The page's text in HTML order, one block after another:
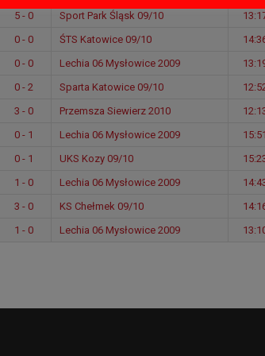
5 - 0 Sport Park Śląsk 09/10
0 - 0 ŚTS Katowice 09/10
0 - 0 Lechia 06 Mysłowice 2009
0 - 2 Sparta Katowice 09/10
3 - 0 Przemsza Siewierz 2010
0 - 1 Lechia 06 Mysłowice 2009
15:51
0 - 1 UKS Kozy 09/10
1 - 0 Lechia 06 Mysłowice 2009
3 - 0 KS Chełmek 09/10
1 - 0 Lechia 06 Mysłowice 2009